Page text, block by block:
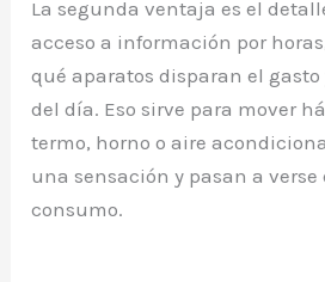
La segunda ventaja es el
acceso a información por
qué aparatos disparan el
del día. Eso sirve para mover
termo, horno o aire
una sensación y pasan a verse
consumo.